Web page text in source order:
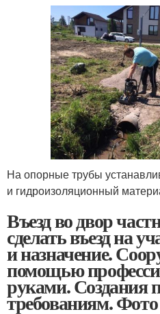
На опорные трубы
и гидроизоляционный
Въезд во двор
сделать въезд на
и назначение.
помощью
руками. Создания
требованиям.